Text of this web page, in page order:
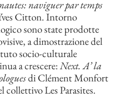
naviguer par temps
Citton. Intorno
sono state prodotte
a dimostrazione del
socio-culturale
a crescere:Next. A’ la
di Clément Monfort
collettivo Les Parasites.